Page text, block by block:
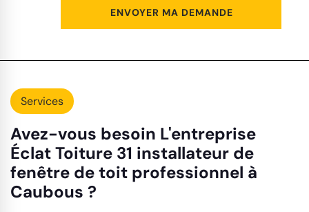
Services
Avez-vous besoin L'entreprise
Éclat Toiture 31 installateur de
fenêtre de toit professionnel à
Caubous ?